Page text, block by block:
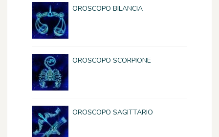
OROSCOPO BILANCIA
OROSCOPO SCORPIONE
OROSCOPO SAGITTARIO